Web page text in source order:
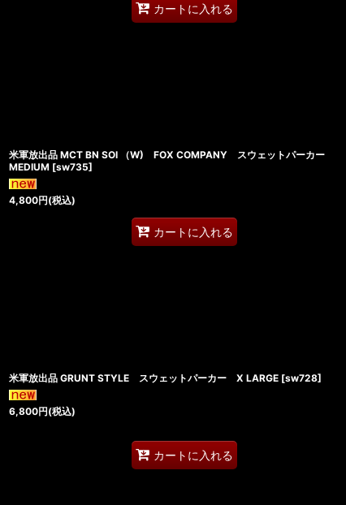
カートに入れる
米軍放出品 MCT BN SOI （W) FOX COMPANY スウェットパーカー
MEDIUM [sw735]
4,800円(税込)
カートに入れる
米軍放出品 GRUNT STYLE スウェットパーカー X LARGE [sw728]
6,800円(税込)
カートに入れる